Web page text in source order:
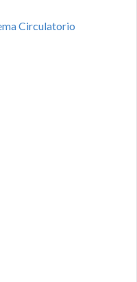
Circulatorio